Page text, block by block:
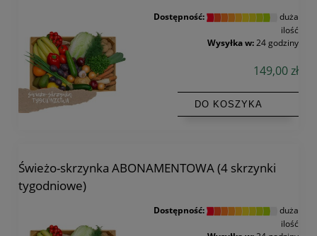
Dostępność:
duża
ilość
Wysyłka w:24 godziny
149,00 zł
DO KOSZYKA
Świeżo-skrzynka ABONAMENTOWA (4 skrzynki
tygodniowe)
Dostępność:
duża
ilość